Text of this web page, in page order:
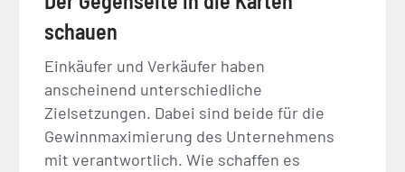
schauen
Einkäufer und Verkäufer haben
anscheinend unterschiedliche
Zielsetzungen. Dabei sind beide für die
Gewinnmaximierung des Unternehmens
mit verantwortlich. Wie schaffen es